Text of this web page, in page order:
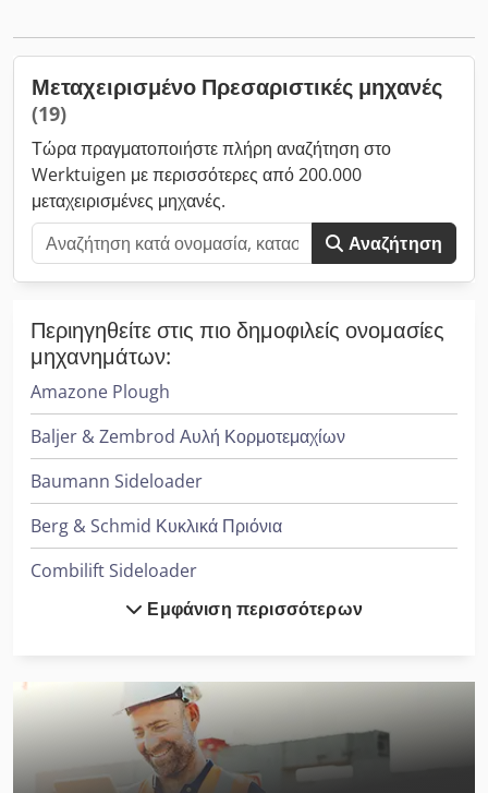
Μεταχειρισμένο Πρεσαριστικές μηχανές
(19)
Τώρα πραγματοποιήστε πλήρη αναζήτηση στο
Werktuigen με περισσότερες από 200.000
μεταχειρισμένες μηχανές.
Αναζήτηση
Περιηγηθείτε στις πιο δημοφιλείς ονομασίες
μηχανημάτων:
Amazone Plough
Baljer & Zembrod Αυλή Κορμοτεμαχίων
Baumann Sideloader
Berg & Schmid Κυκλικά Πριόνια
Combilift Sideloader
Cvs Ferrari Reachstacker
Herkules Mulcher
Εμφάνιση περισσότερων